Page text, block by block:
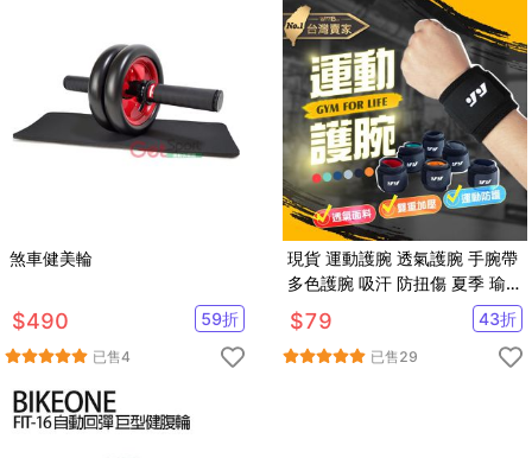
煞車健美輪
$490 59折
已售4
現貨 運動護腕 透氣護腕 手腕帶
多色護腕 吸汗 防扭傷 夏季 瑜伽
保護手腕不扭傷 老婆叫我買
$79 43折
已售29